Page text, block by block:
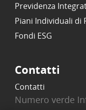
Previdenza
Piani Individuali di
Fondi ESG
Contatti
Contatti
Numero verde